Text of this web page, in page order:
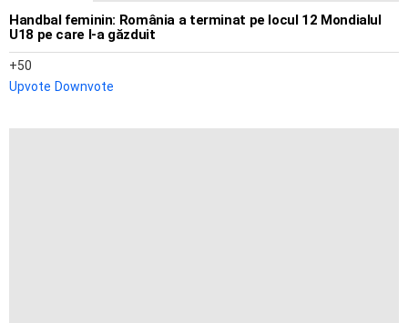
Handbal feminin: România a terminat pe locul 12 Mondialul
U18 pe care l-a găzduit
50
Upvote Downvote